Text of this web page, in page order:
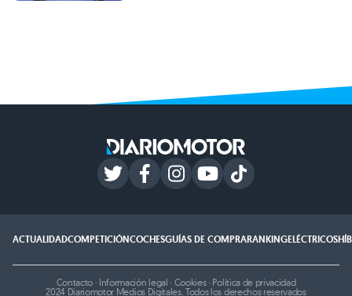
ACTUALIDADCOMPETICIÓNCOCHESGUÍAS DE COMPRARANKINGELÉCTRICOS
2024 Diariomotor Medios Digitales. Todos los derechos reservados
Contacto · Información legal · Cookies· Política de privacidad